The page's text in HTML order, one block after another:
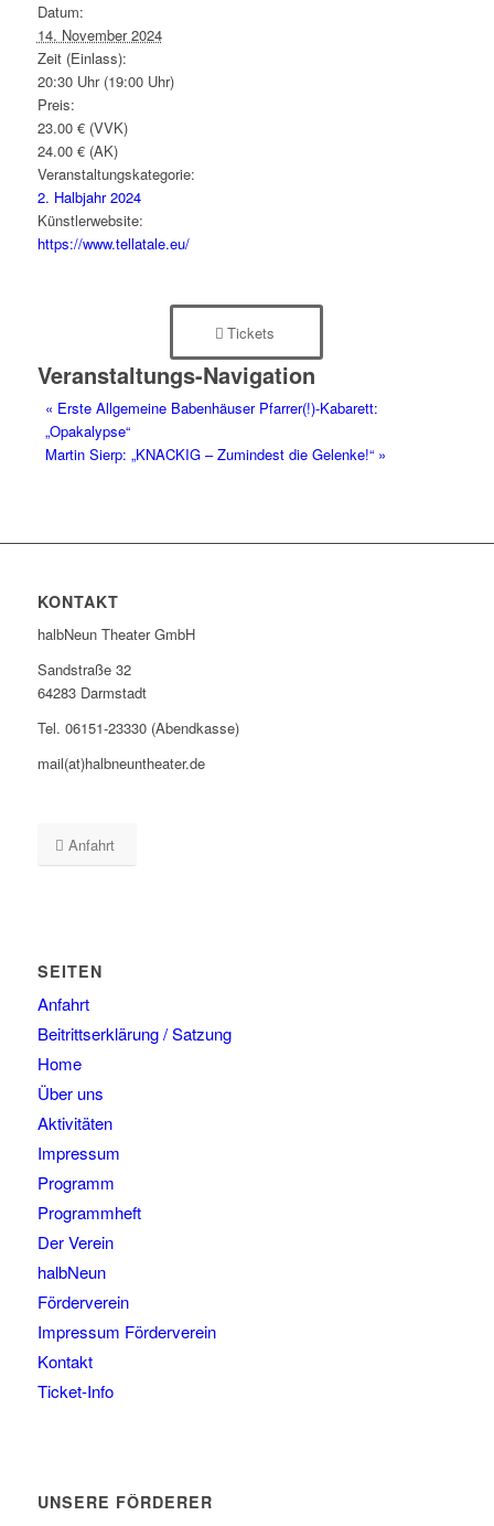
Datum:
14. November 2024
Zeit (Einlass):
20:30 Uhr (19:00 Uhr)
Preis:
23.00 € (VVK)
24.00 € (AK)
Veranstaltungskategorie:
2. Halbjahr 2024
Künstlerwebsite:
https://www.tellatale.eu/
Tickets
Veranstaltungs-Navigation
« Erste Allgemeine Babenhäuser Pfarrer(!)-Kabarett:
„Opakalypse“
Martin Sierp: „KNACKIG – Zumindest die Gelenke!“ »
KONTAKT
halbNeun Theater GmbH
Sandstraße 32
64283 Darmstadt
Tel. 06151-23330 (Abendkasse)
mail(at)halbneuntheater.de
Anfahrt
SEITEN
Anfahrt
Beitrittserklärung / Satzung
Home
Über uns
Aktivitäten
Impressum
Programm
Programmheft
Der Verein
halbNeun
Förderverein
Impressum Förderverein
Kontakt
Ticket-Info
UNSERE FÖRDERER